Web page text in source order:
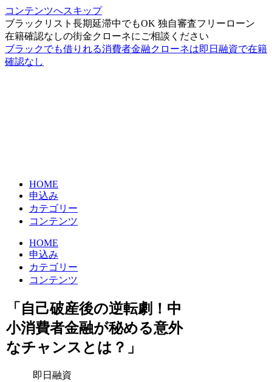
コンテンツへスキップ
ブラックリスト長期延滞中でもOK 独自審査フリーローン
在籍確認なしの街金クローネにご相談ください
ブラックでも借りれる消費者金融クローネは即日融資で在籍
確認なし
HOME
申込み
カテゴリー
コンテンツ
HOME
申込み
カテゴリー
コンテンツ
「自己破産後の逆転劇！中
小消費者金融が秘める意外
なチャンスとは？」
即日融資